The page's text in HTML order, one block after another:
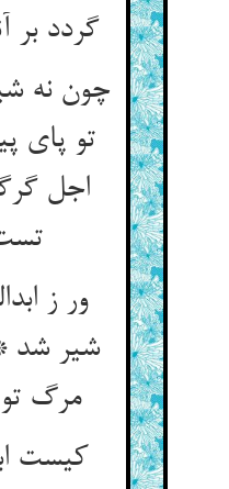
گردد بر
چون نه
تو پای
اجل
ور ز
شیر شد
مرگ
کیست